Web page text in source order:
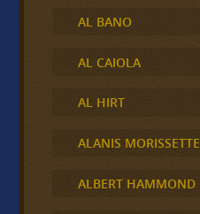
AL BANO
AL CAIOLA
AL HIRT
ALANIS MORISSETTE
ALBERT HAMMOND